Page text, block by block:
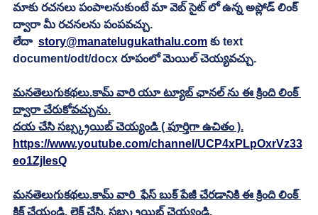
మాకు రచనలు పంపాలనుకుంటే మా వెబ్ సైట్ లో ఉన్న అప్లోడ్ లింక్
ద్వారా మీ రచనలను పంపవచ్చు.
లేదా story@manatelugukathalu.com కు text
document/odt/docx రూపంలో మెయిల్ చెయ్యవచ్చు.
మనతెలుగుకథలు.కామ్ వారి యూ ట్యూబ్ ఛానల్ ను ఈ క్రింది లింక్
ద్వారా చేరుకోవచ్చును.
దయ చేసి సబ్స్క్రయిబ్ చెయ్యండి ( పూర్తిగా ఉచితం ).
https://www.youtube.com/channel/UCP4xPLpOxrVz33
eo1ZjlesQ
మనతెలుగుకథలు.కామ్ వారి  ఫేస్ బుక్ పేజీ చేరడానికి ఈ క్రింది లింక్
క్లిక్ చేయండి. లైక్ చేసి, సబ్స్క్రయిబ్ చెయ్యండి.